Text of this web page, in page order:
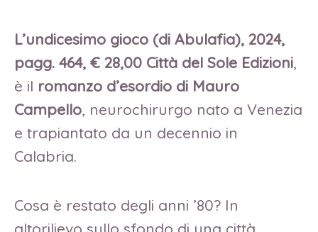
L’undicesimo gioco (di Abulafia), 2024,
pagg. 464, € 28,00 Città del Sole Edizioni,
è il romanzo d’esordio di Mauro
Campello, neurochirurgo nato a Venezia
e trapiantato da un decennio in
Calabria.
Cosa è restato degli anni ’80? In